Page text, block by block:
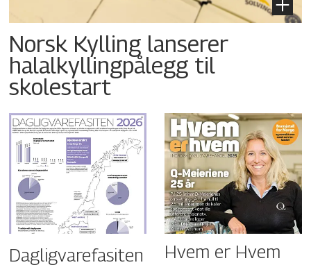
Norsk Kylling lanserer
halalkyllingpålegg til
skolestart
Dagligvarefasiten Hvem er Hvem